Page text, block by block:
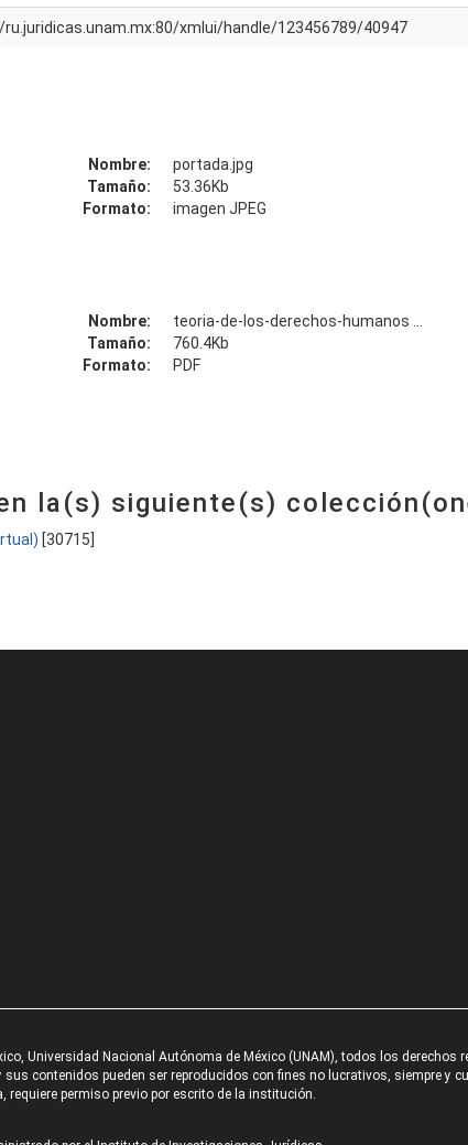
xmlui/handle/123456789/40947
Nombre:
portada.jpg
Tamaño:
53.36Kb
Formato:
imagen JPEG
Nombre:
teoria-de-los-derechos-humanos ...
Tamaño:
760.4Kb
Formato:
PDF
la(s) siguiente(s)
[30715]
Universidad Nacional Autónoma de México (UNAM), todos los derechos
sus contenidos pueden ser reproducidos con fines no lucrativos, siempre y
requiere permiso previo por escrito de la institución.